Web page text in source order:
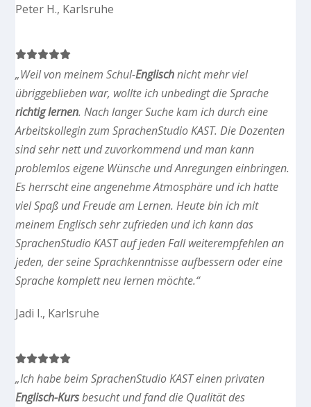
Peter H., Karlsruhe
„Weil von meinem Schul-Englischnicht mehr viel
übriggeblieben war, wollte ich unbedingt die Sprache
richtig lernen. Nach langer Suche kam ich durch eine
Arbeitskollegin zum SprachenStudio KAST. Die Dozenten
sind sehr nett und zuvorkommend und man kann
problemlos eigene Wünsche und Anregungen einbringen.
Es herrscht eine angenehme Atmosphäre und ich hatte
viel Spaß und Freude am Lernen. Heute bin ich mit
meinem Englisch sehr zufrieden und ich kann das
SprachenStudio KAST auf jeden Fall weiterempfehlen an
jeden, der seine Sprachkenntnisse aufbessern oder eine
Sprache komplett neu lernen möchte.“
Jadi I., Karlsruhe
„Ich habe beim SprachenStudio KAST einen privaten
Englisch-Kursbesucht und fand die Qualität des